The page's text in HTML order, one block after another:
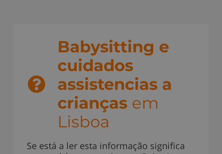
Babysitting e
cuidados
assistencias a
crianças em
Lisboa
Se está a ler esta informação significa